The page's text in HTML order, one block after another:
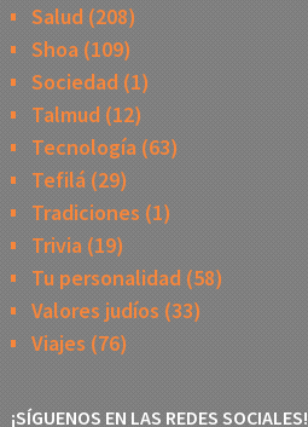
Salud (208)
Shoa(109)
Sociedad(1)
Talmud (12)
Tecnología(63)
Tefilá(29)
Tradiciones (1)
Trivia(19)
Tu personalidad(58)
Valores judíos (33)
Viajes (76)
¡SÍGUENOS EN LAS REDES SOCIALES!